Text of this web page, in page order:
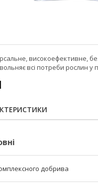
високоефективне,
всі потреби рослин
добрива